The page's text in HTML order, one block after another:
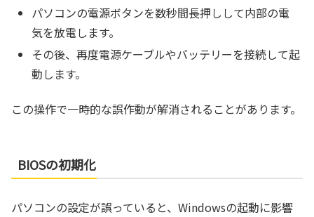
パソコンの電源ボタンを数秒間長押しして内部の電
気を放電します。
その後、再度電源ケーブルやバッテリーを接続して起
動します。
この操作で一時的な誤作動が解消されることがあります。
BIOSの初期化
パソコンの設定が誤っていると、Windowsの起動に影響